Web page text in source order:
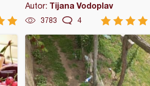
Autor: Tijana Vodoplav
3783 4